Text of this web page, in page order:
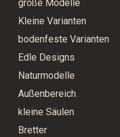
große Modelle
Kleine Varianten
bodenfeste Varianten
Edle Designs
Naturmodelle
Außenbereich
kleine Säulen
Bretter